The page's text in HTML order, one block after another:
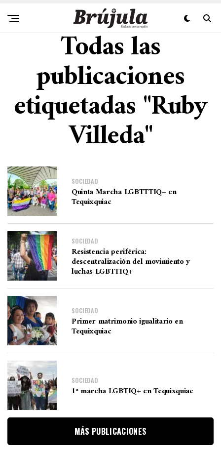
Todas las
publicaciones
etiquetadas "Ruby
Villeda"
SOCIEDAD
Quinta Marcha LGBTTTIQ+ en
Tequixquiac
SOCIEDAD
Resistencia periférica:
descentralización del movimiento y
luchas LGBTTIQ+
SOCIEDAD
Primer matrimonio igualitario en
Tequixquiac
SOCIEDAD
1ª marcha LGBTIQ+ en Tequixquiac
MÁS PUBLICACIONES